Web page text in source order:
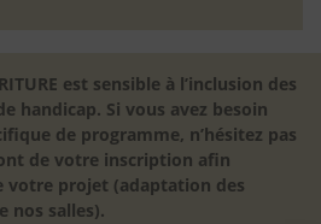
est sensible à l’inclusion des
handicap. Si vous avez besoin
de programme, n’hésitez pas
de votre inscription afin
votre projet (adaptation des
nos salles).